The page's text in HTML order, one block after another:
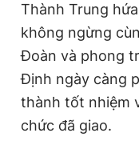
Thành Trung
không ngừng
Đoàn và phong
Định ngày càng
thành tốt nhiệm
chức đã giao.